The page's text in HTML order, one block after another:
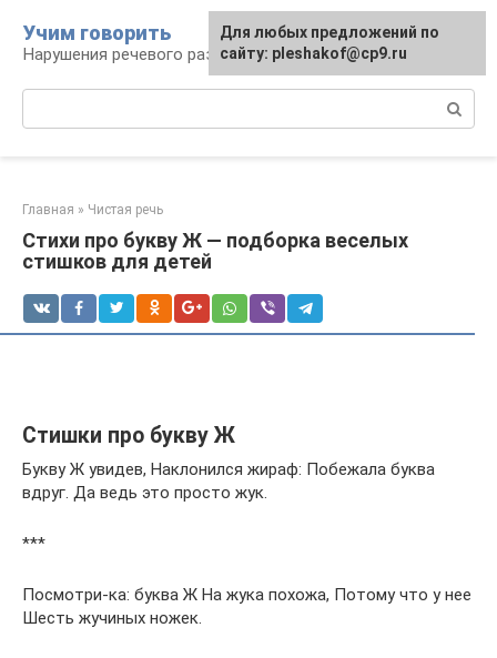
контенту
Учим говорить
Нарушения речевого развития
Главная » Чистая речь
Стихи про букву Ж — подборка веселых
стишков для детей
Стишки про букву Ж
Букву Ж увидев, Наклонился жираф: Побежала буква
вдруг. Да ведь это просто жук.
***
Посмотри-ка: буква Ж На жука похожа, Потому что у нее
Шесть жучиных ножек.
Для любых предложений по
сайту: pleshakof@cp9.ru